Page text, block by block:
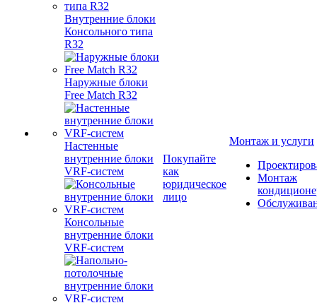
Внутренние блоки
Консольного типа
R32
Наружные блоки
Free Match R32
Настенные
внутренние блоки
VRF-систем
Консольные
внутренние блоки
VRF-систем
Покупайте
как
юридическое
лицо
Монтаж и услуги
Монтаж